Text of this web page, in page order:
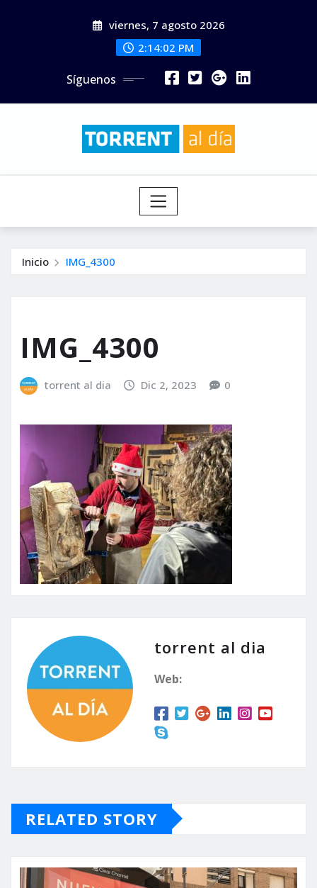
viernes, 7 agosto 2026
2:14:03 PM
Síguenos
Inicio IMG_4300
IMG_4300
torrent al dia Dic 2, 2023 0
torrent al dia
Web:
RELATED STORY